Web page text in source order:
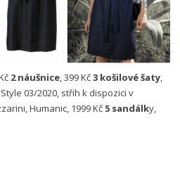
2 náušnice, 399 Kč3 košilové šaty,
03/2020, střih k dispozici v
Humanic, 1999 Kč 5 sandálky,